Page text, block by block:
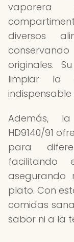
vaporera
diversos
originales.
limpiar la
indispensable
Además,
HD9140/91
para
asegurando
plato. Con
comidas
sabor ni a la